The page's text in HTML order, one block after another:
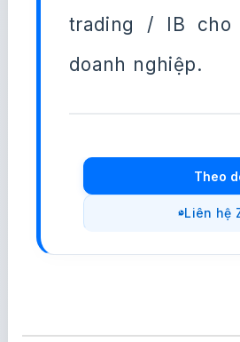
trading / IB cho
doanh nghiệp.
Theo
Liên hệ